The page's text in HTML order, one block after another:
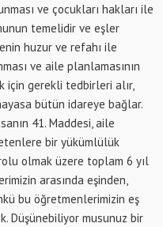
ve çocukları hakları ile
temelidir ve eşler
huzur ve refahı ile
ve aile planlamasının
için gerekli tedbirleri alır,
bütün idareye bağlar.
41. Maddesi, aile
bir yükümlülük
olmak üzere toplam 6 yıl
arasında eşinden,
bu öğretmenlerimizin eş
Düşünebiliyor musunuz bir